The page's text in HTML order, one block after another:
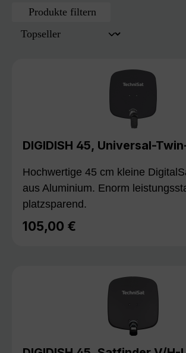
Produkte filtern
DIGIDISH 45, Universal-
Hochwertige 45 cm kleine
aus Aluminium. Enorm
platzsparend.
Regulärer Preis:
105,00 €